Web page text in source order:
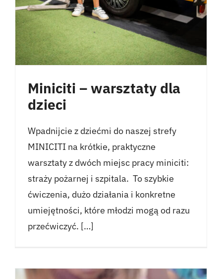
Miniciti – warsztaty dla
dzieci
Wpadnijcie z dziećmi do naszej strefy
MINICITI na krótkie, praktyczne
warsztaty z dwóch miejsc pracy miniciti:
straży pożarnej i szpitala. To szybkie
ćwiczenia, dużo działania i konkretne
umiejętności, które młodzi mogą od razu
przećwiczyć. […]